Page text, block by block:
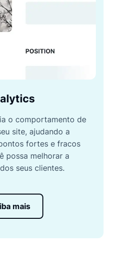
o comportamento de
site, ajudando a
fortes e fracos
possa melhorar a
seus clientes.
mais